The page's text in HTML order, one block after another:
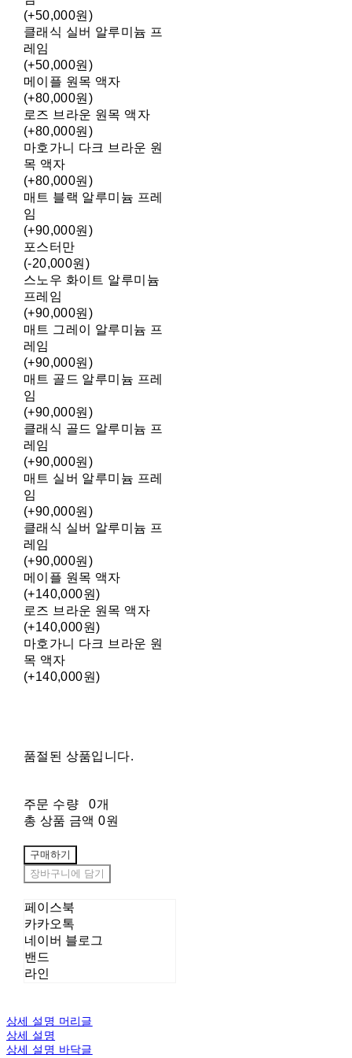
(+50,000원)
클래식 실버 알루미늄 프
레임
(+50,000원)
메이플 원목 액자
(+80,000원)
로즈 브라운 원목 액자
(+80,000원)
마호가니 다크 브라운 원
목 액자
(+80,000원)
매트 블랙 알루미늄 프레
임
(+90,000원)
포스터만
(-20,000원)
스노우 화이트 알루미늄
프레임
(+90,000원)
매트 그레이 알루미늄 프
레임
(+90,000원)
매트 골드 알루미늄 프레
임
(+90,000원)
클래식 골드 알루미늄 프
레임
(+90,000원)
매트 실버 알루미늄 프레
임
(+90,000원)
클래식 실버 알루미늄 프
레임
(+90,000원)
메이플 원목 액자
(+140,000원)
로즈 브라운 원목 액자
(+140,000원)
마호가니 다크 브라운 원
목 액자
(+140,000원)
품절된 상품입니다.
주문 수량
0개
총 상품 금액 0원
구매하기
장바구니에 담기
페이스북
카카오톡
네이버 블로그
밴드
라인
상세 설명 머리글
상세 설명
상세 설명 바닥글